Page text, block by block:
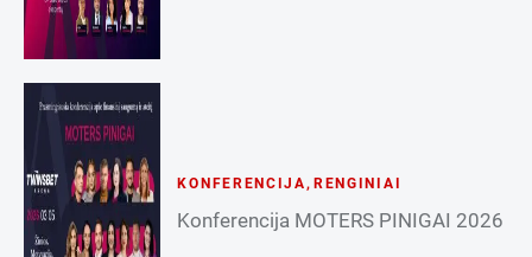
KONFERENCIJA, RENGINIAI
Konferencija MOTERS PINIGAI 2026